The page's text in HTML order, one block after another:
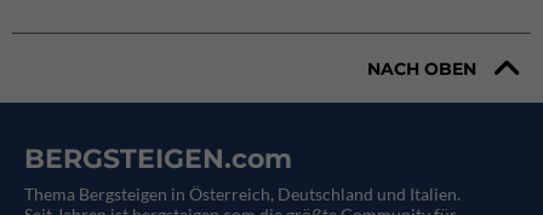
NACH OBEN
BERGSTEIGEN.com
Thema Bergsteigen in Österreich, Deutschland und Italien.